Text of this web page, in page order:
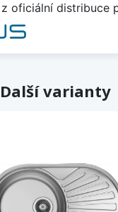
oficiální distribuce
Další varianty